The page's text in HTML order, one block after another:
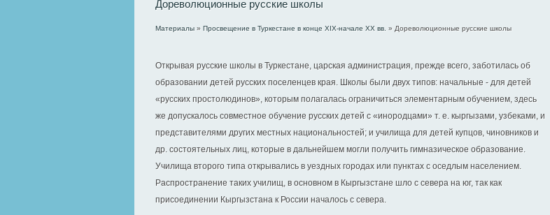
Дореволюционные русские школы
Материалы » Просвещение в Туркестане в конце XIX-начале XX вв. » Дореволюционные русские школы
Открывая русские школы в Туркестане, царская администрация, прежде всего, заботилась об
образовании детей русских поселенцев края. Школы были двух типов: начальные - для детей
«русских простолюдинов», которым полагалась ограничиться элементарным обучением, здесь
же допускалось совместное обучение русских детей с «инородцами» т. е. кыргызами, узбеками, и
представителями других местных национальностей; и училища для детей купцов, чиновников и
др. состоятельных лиц, которые в дальнейшем могли получить гимназическое образование.
Училища второго типа открывались в уездных городах или пунктах с оседлым населением.
Распространение таких училищ, в основном в Кыргызстане шло с севера на юг, так как
присоединении Кыргызстана к России началось с севера.